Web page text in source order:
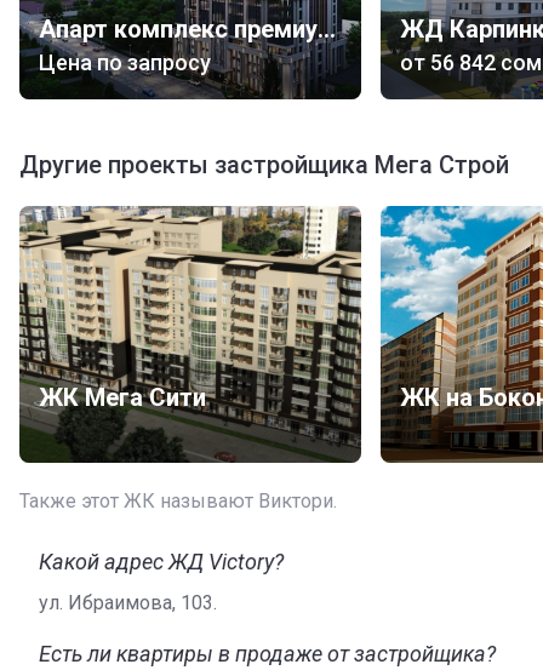
Апарт комплекс премиум класса Arstan Tower
Цена по запросу
ЖД
от ‍56 842 сом
Другие проекты застройщика Мега Строй
ЖК Мега Сити
Также этот ЖК называют Виктори.
Какой адрес ЖД Victory?
ул. Ибраимова, 103.
Есть ли квартиры в продаже от застройщика?